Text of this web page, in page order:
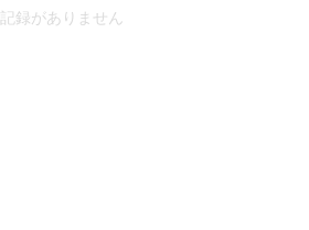
記録がありません